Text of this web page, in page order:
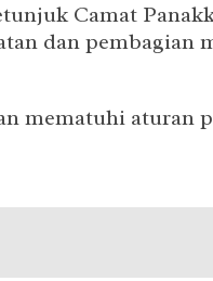
Camat
dan pembagian
mematuhi aturan